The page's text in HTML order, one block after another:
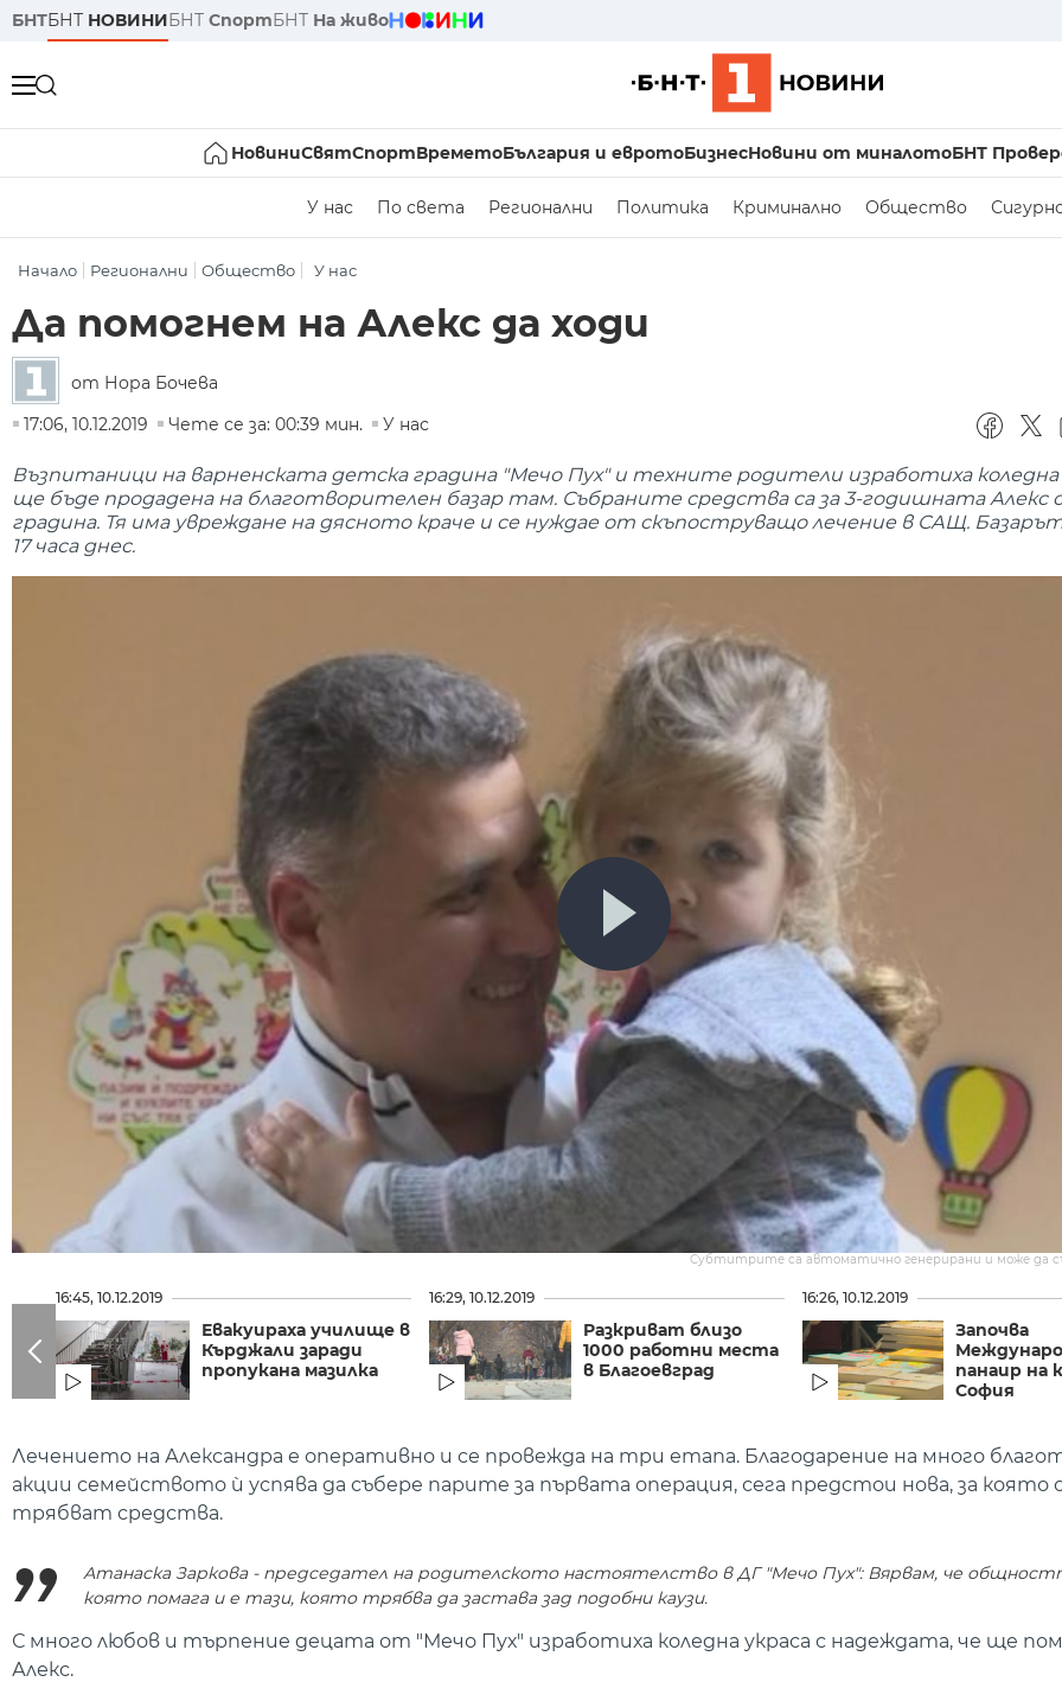
БНТБНТ НОВИНИБНТ СпортБНТ На живо
НовиниСвятСпортВреметоБългария и евротоБизнесНовини от миналотоБНТ
У нас По света Регионални Политика Криминално Общество
Начало Регионални Общество У нас
Да помогнем на Алекс да ходи
от Нора Бочева
17:06, 10.12.2019
Чете се за: 00:39 мин. У нас
Възпитаници на варненската детска градина "Мечо Пух" и техните родители изработиха коледна
ще бъде продадена на благотворителен базар там. Събраните средства са за 3-годишната
градина. Тя има увреждане на дясното краче и се нуждае от скъпоструващо лечение в САЩ.
17 часа днес.
Субтитрите са автоматично генерирани и може да
16:45, 10.12.2019
Евакуираха училище в
Кърджали заради
пропукана мазилка
16:29, 10.12.2019
Разкриват близо
1000 работни места
в Благоевград
16:26, 10.12.2019
Започва
панаир на
София
Лечението на Александра е оперативно и се провежда на три етапа. Благодарение на много
акции семейството ѝ успява да събере парите за първата операция, сега предстои нова, за която
трябват средства.
Атанаска Заркова - председател на родителското настоятелство в ДГ "Мечо Пух": Вярвам, че
която помага и е тази, която трябва да застава зад подобни каузи.
С много любов и търпение децата от "Мечо Пух" изработиха коледна украса с надеждата, че ще
Алекс.